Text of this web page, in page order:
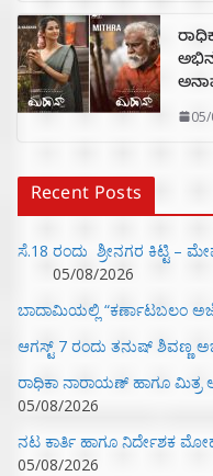
Recent Posts
ಸೆ.18 ರಂದು ಶ್ರೀನಗರ ಕಿಟ್ಟಿ –
05/08/2026
ಬಾದಾಮಿಯಲ್ಲಿ “ಕರ್ಣಾಟಬಲಂ
ಆಗಸ್ಟ್ 7 ರಂದು ತನುಷ್ ಶಿವಣ್ಣ
ರಾಧಿಕಾ ನಾರಾಯಣ್ ಹಾಗೂ
05/08/2026
ನಟ ಕಾರ್ತಿ ಹಾಗೂ ನಿರ್ದೇಶಕ
05/08/2026